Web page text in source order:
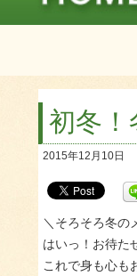
初冬
2015年12月10日
＼そろそろ冬の
はいっ！お待た
これで身も心も